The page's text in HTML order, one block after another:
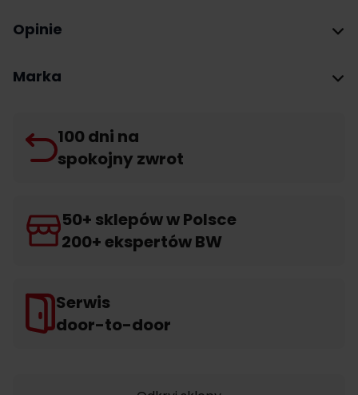
Opinie
Marka
100 dni na
spokojny zwrot
50+ sklepów w Polsce
200+ ekspertów BW
Serwis
door-to-door